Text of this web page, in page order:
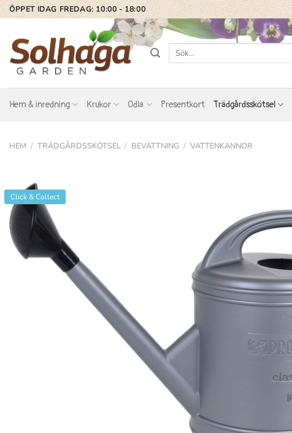
Skip
to
content
ÖPPET IDAG FREDAG: 10:00 - 18:00
Sök
Hem & inredning Krukor Odla Presentkort Trädgårdsskötsel
HEM / TRÄDGÅRDSSKÖTSEL / BEVATTNING / VATTENKANNOR
Click & Collect